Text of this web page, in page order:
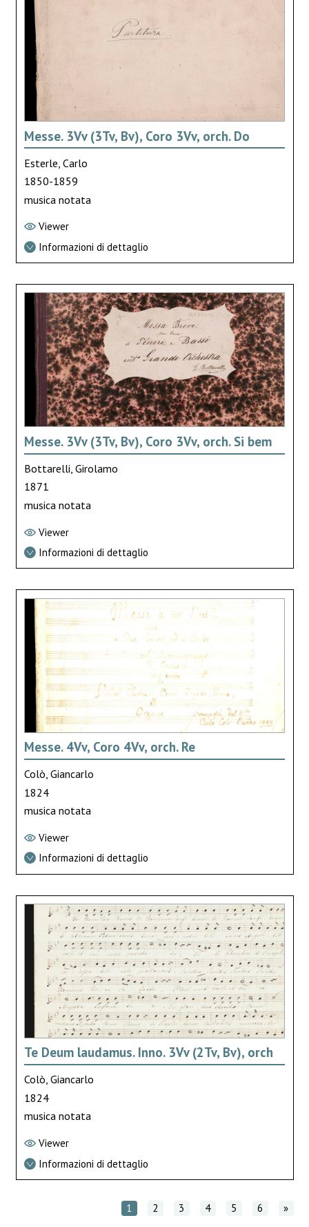
Messe. 3Vv (3Tv, Bv), Coro 3Vv, orch. Do
Esterle, Carlo
1850-1859
musica notata
Viewer
Informazioni di dettaglio
Messe. 3Vv (3Tv, Bv), Coro 3Vv, orch. Si bem
Bottarelli, Girolamo
1871
musica notata
Viewer
Informazioni di dettaglio
Messe. 4Vv, Coro 4Vv, orch. Re
Colò, Giancarlo
1824
musica notata
Viewer
Informazioni di dettaglio
Te Deum laudamus. Inno. 3Vv (2Tv, Bv), orch
Colò, Giancarlo
1824
musica notata
Viewer
Informazioni di dettaglio
1 2 3 4 5 6 »